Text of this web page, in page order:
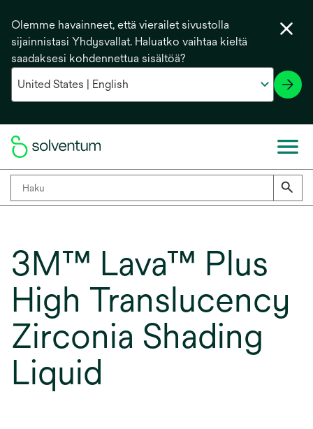
Olemme havainneet, että vierailet sivustolla
sijainnistasi Yhdysvallat. Haluatko vaihtaa kieltä
saadaksesi kohdennettua sisältöä?
3M™ Lava™ Plus
High Translucency
Zirconia Shading
Liquid